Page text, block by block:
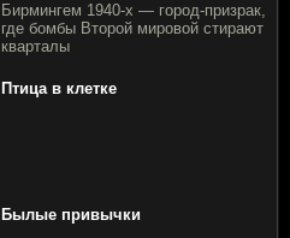
Бирмингем 1940-х — город-призрак,
где бомбы Второй мировой стирают
кварталы
Птица в клетке
Былые привычки